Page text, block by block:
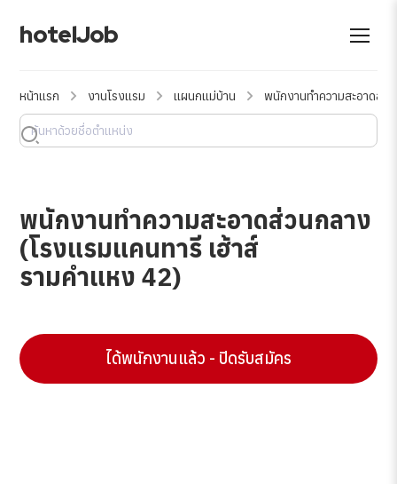
hotelJob
หน้าแรก งานโรงแรม แผนกแม่บ้าน พนักงานทำความสะอาดส่ว
พนักงานทำความสะอาดส่วนกลาง
(โรงแรมแคนทารี เฮ้าส์
รามคำแหง 42)
ได้พนักงานแล้ว - ปิดรับสมัคร